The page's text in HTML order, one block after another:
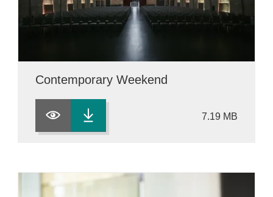
Contemporary Weekend
7.19 MB